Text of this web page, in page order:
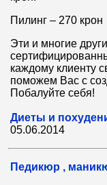
Пилинг – 270 крон
Эти и многие
каждому клиенту
поможем Вас с
Побалуйте себя!
Диеты и
05.06.2014
Педикюр ,